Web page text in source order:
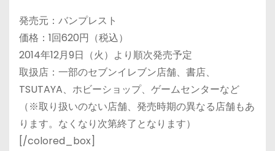
発売元：バンプレスト
価格：1回620円（税込）
2014年12月9日（火）より順次発売予定
取扱店：一部のセブンイレブン店舗、書店、
TSUTAYA、ホビーショップ、ゲームセンターなど
（※取り扱いのない店舗、発売時期の異なる店舗もあ
ります。なくなり次第終了となります）
[/colored_box]